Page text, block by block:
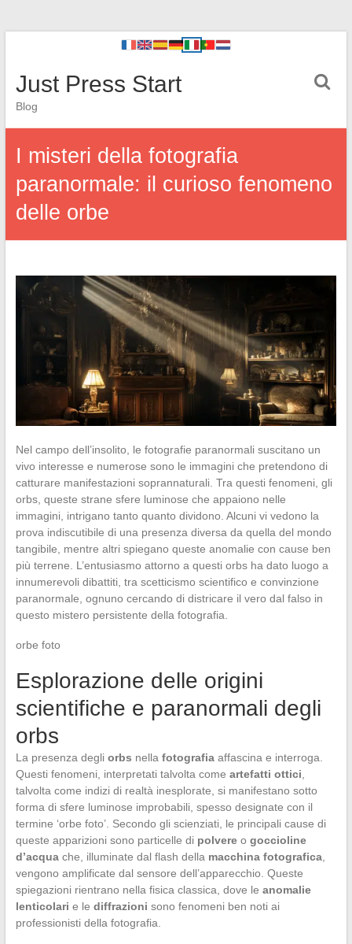
Just Press Start
Blog
I misteri della fotografia
paranormale: il curioso fenomeno
delle orbe
Nel campo dell’insolito, le fotografie paranormali suscitano un
vivo interesse e numerose sono le immagini che pretendono di
catturare manifestazioni soprannaturali. Tra questi fenomeni, gli
orbs, queste strane sfere luminose che appaiono nelle
immagini, intrigano tanto quanto dividono. Alcuni vi vedono la
prova indiscutibile di una presenza diversa da quella del mondo
tangibile, mentre altri spiegano queste anomalie con cause ben
più terrene. L’entusiasmo attorno a questi orbs ha dato luogo a
innumerevoli dibattiti, tra scetticismo scientifico e convinzione
paranormale, ognuno cercando di districare il vero dal falso in
questo mistero persistente della fotografia.
orbe foto
Esplorazione delle origini
scientifiche e paranormali degli
orbs
La presenza degli orbs nella fotografiaaffascina e interroga.
Questi fenomeni, interpretati talvolta come artefatti ottici
talvolta come indizi di realtà inesplorate, si manifestano sotto
forma di sfere luminose improbabili, spesso designate con il
termine ‘orbe foto’. Secondo gli scienziati, le principali cause di
queste apparizioni sono particelle di polvereo goccioline
d’acquache, illuminate dal flash della macchina fotografica,
vengono amplificate dal sensore dell’apparecchio. Queste
spiegazioni rientrano nella fisica classica, dove le anomalie
lenticolari e le diffrazioni sono fenomeni ben noti ai
professionisti della fotografia.